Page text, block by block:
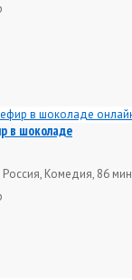
в шоколаде
Россия, Комедия, 86